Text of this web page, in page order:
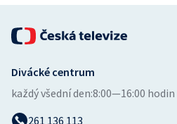
Divácké centrum
každý všední den:8:00—16:00 hodin
261 136 113